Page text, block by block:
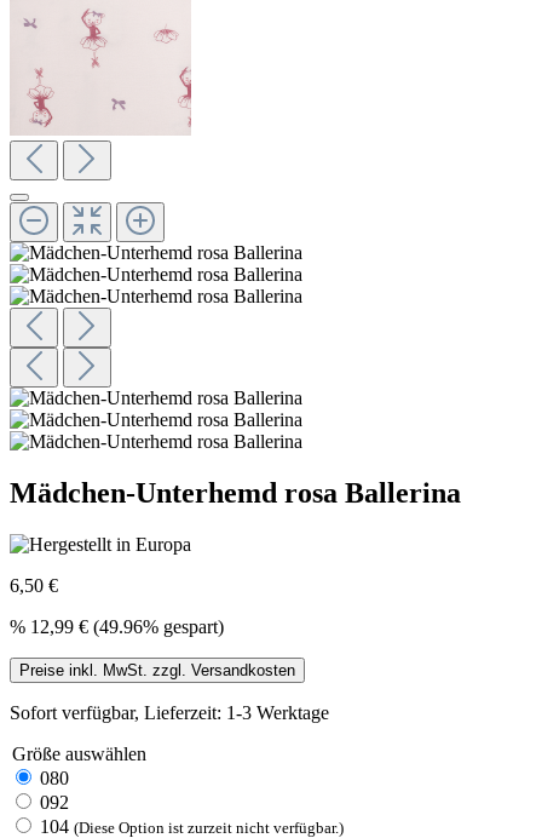
Mädchen-Unterhemd rosa Ballerina
6,50 €
% 12,99 € (49.96% gespart)
Preise inkl. MwSt. zzgl. Versandkosten
Sofort verfügbar, Lieferzeit: 1-3 Werktage
Größe auswählen
080
092
104 (Diese Option ist zurzeit nicht verfügbar.)